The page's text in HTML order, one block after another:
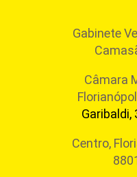
Gabinete
Câmara
Garibaldi,
Centro,